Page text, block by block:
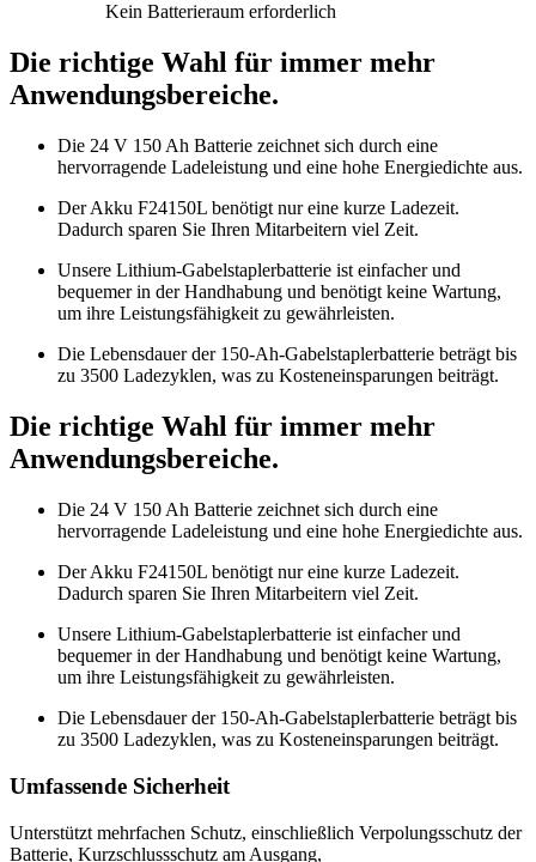
Kein Batterieraum erforderlich
Die richtige Wahl für immer mehr
Anwendungsbereiche.
Die 24 V 150 Ah Batterie zeichnet sich durch eine
hervorragende Ladeleistung und eine hohe Energiedichte aus.
Der Akku F24150L benötigt nur eine kurze Ladezeit.
Dadurch sparen Sie Ihren Mitarbeitern viel Zeit.
Unsere Lithium-Gabelstaplerbatterie ist einfacher und
bequemer in der Handhabung und benötigt keine Wartung,
um ihre Leistungsfähigkeit zu gewährleisten.
Die Lebensdauer der 150-Ah-Gabelstaplerbatterie beträgt bis
zu 3500 Ladezyklen, was zu Kosteneinsparungen beiträgt.
Die richtige Wahl für immer mehr
Anwendungsbereiche.
Die 24 V 150 Ah Batterie zeichnet sich durch eine
hervorragende Ladeleistung und eine hohe Energiedichte aus.
Der Akku F24150L benötigt nur eine kurze Ladezeit.
Dadurch sparen Sie Ihren Mitarbeitern viel Zeit.
Unsere Lithium-Gabelstaplerbatterie ist einfacher und
bequemer in der Handhabung und benötigt keine Wartung,
um ihre Leistungsfähigkeit zu gewährleisten.
Die Lebensdauer der 150-Ah-Gabelstaplerbatterie beträgt bis
zu 3500 Ladezyklen, was zu Kosteneinsparungen beiträgt.
Umfassende Sicherheit
Unterstützt mehrfachen Schutz, einschließlich Verpolungsschutz der
Batterie, Kurzschlussschutz am Ausgang,